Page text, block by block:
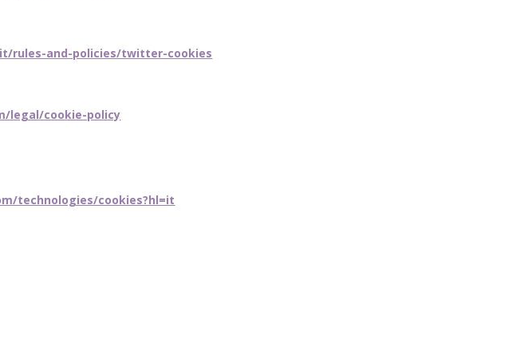
rules-and-policies/twitter-cookies
legal/cookie-policy
technologies/cookies?hl=it